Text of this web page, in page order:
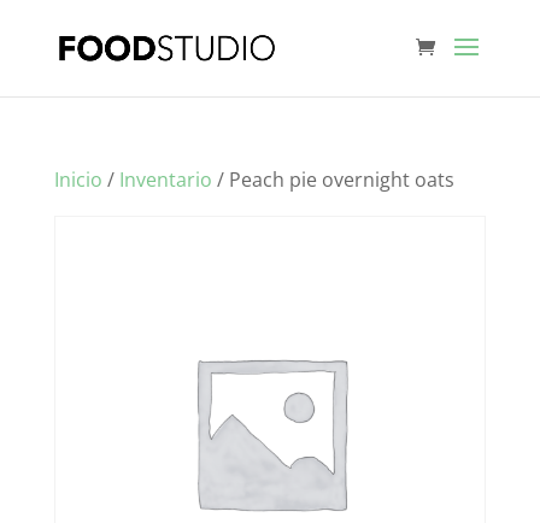
Inicio / Inventario / Peach pie overnight oats